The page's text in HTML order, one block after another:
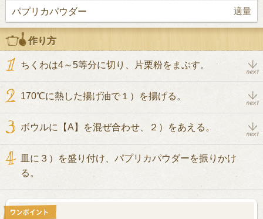
パプリカパウダー 適量
作り方
ちくわは4～5等分に切り、片栗粉をまぶす。
170℃に熱した揚げ油で１）を揚げる。
ボウルに【A】を混ぜ合わせ、２）をあえる。
皿に３）を盛り付け、パプリカパウダーを振りかけ
る。